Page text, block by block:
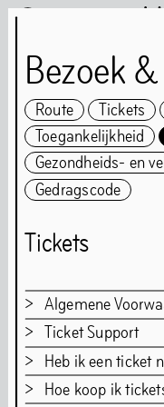
Het HEM is
Kunst
Eten
Route Tickets
Toegankelijkheid
Bezoek
Route Tickets
Toegankelijkheid
Gezondheids- en
Gedragscode
Tickets
> Algemene
Download
kaartverkoop.pdf
> Ticket Support
Klik [hier] voor
> Heb ik een ticket
Het HEM is gratis
> Hoe koop ik